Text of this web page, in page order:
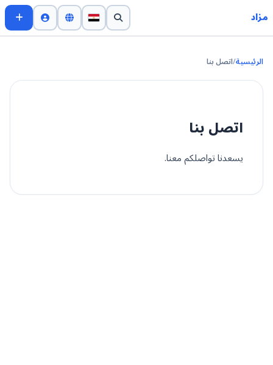
مزاد
الرئيسية/اتصل بنا
اتصل بنا
يسعدنا تواصلكم معنا.